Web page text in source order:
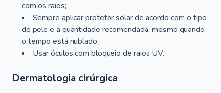
com os raios;
Sempre aplicar protetor solar de acordo com o tipo
de pele e a quantidade recomendada, mesmo quando
o tempo está nublado;
Usar óculos com bloqueio de raios UV.
Dermatologia cirúrgica